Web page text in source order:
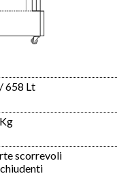
658 Lt
scorrevoli